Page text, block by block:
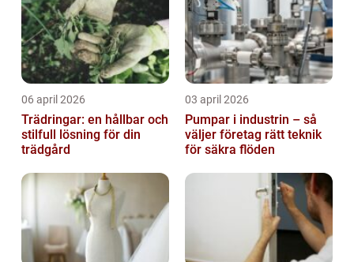
06 april 2026
Trädringar: en hållbar och
stilfull lösning för din
trädgård
03 april 2026
Pumpar i industrin – så
väljer företag rätt teknik
för säkra flöden